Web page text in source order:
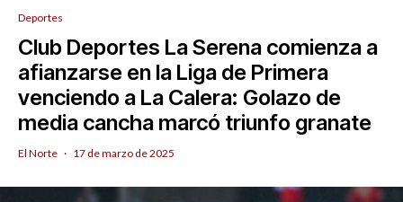
Deportes
Club Deportes La Serena comienza a
afianzarse en la Liga de Primera
venciendo a La Calera: Golazo de
media cancha marcó triunfo granate
El Norte · 17 de marzo de 2025